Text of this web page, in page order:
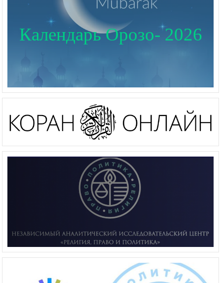
Календарь Орозо- 2026